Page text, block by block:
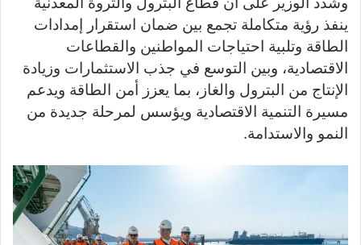
ينفذ رؤية متكاملة تجمع بين ضمان استقرار إمدادات
الطاقة وتلبية احتياجات المواطنين والقطاعات
الاقتصادية، وبين التوسع في جذب الاستثمارات وزيادة
الإنتاج من البترول والغاز، بما يعزز أمن الطاقة ويدعم
مسيرة التنمية الاقتصادية ويؤسس لمرحلة جديدة من
النمو والاستدامة.